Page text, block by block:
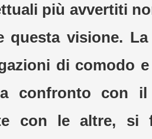
più avvertiti
questa visione.
di comodo
confronto con
con le altre, si